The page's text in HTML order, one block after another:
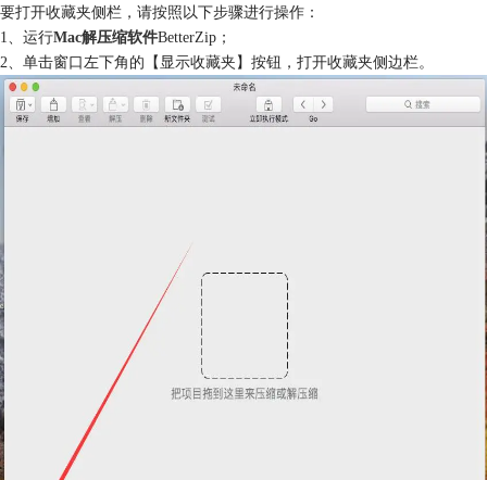
要打开收藏夹侧栏，请按照以下步骤进行操作：
1、运行Mac解压缩软件BetterZip；
2、单击窗口左下角的【显示收藏夹】按钮，打开收藏夹侧边栏。